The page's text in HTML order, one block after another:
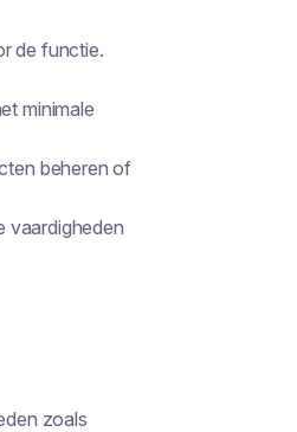
de functie.
minimale
beheren of
vaardigheden
zoals